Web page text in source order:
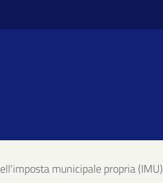
municipale propria (IMU)